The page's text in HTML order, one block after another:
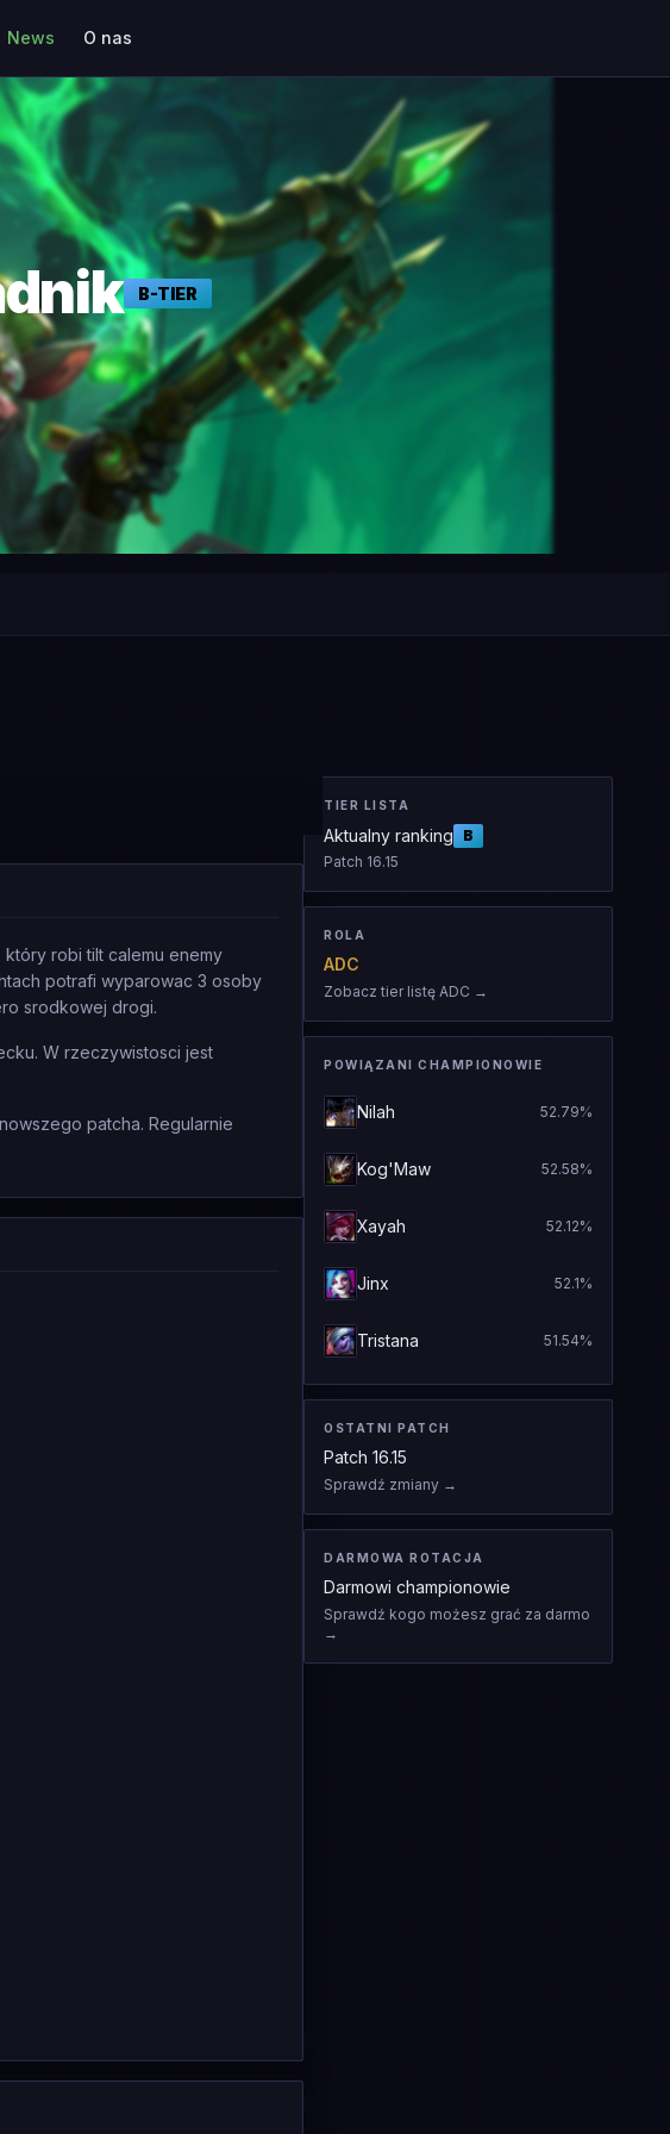
News O nas
B-TIER
który robi tilt calemu enemy
potrafi wyparowac 3 osoby
srodkowej drogi.
W rzeczywistosci jest
patcha. Regularnie
TIER LISTA
Aktualny ranking
B
Patch 16.15
ROLA
ADC
Zobacz tier listę ADC →
POWIĄZANI CHAMPIONOWIE
Nilah 52.79%
Kog'Maw 52.58%
Xayah 52.12%
Jinx 52.1%
Tristana 51.54%
OSTATNI PATCH
Patch 16.15
Sprawdź zmiany →
DARMOWA ROTACJA
Darmowi championowie
Sprawdź kogo możesz grać za darmo
→